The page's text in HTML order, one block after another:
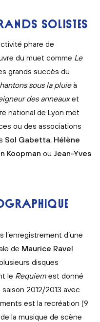
SOLISTES
phare de
du muet comme Le
grands succès du
sous la pluieà
des anneauxet
national de Lyon met
ou des associations
Sol Gabetta, Hélène
Koopman ou Jean-Yves
l’enregistrement d’une
de Maurice Ravel
disques
le Requiem est donné
2012/2013 avec
est la recréation (9
la musique de scène